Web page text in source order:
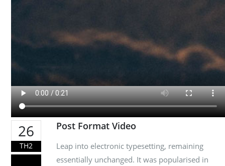
26
TH2
Post Format Video
Leap into electronic typesetting, remaining
essentially unchanged. It was popularised in